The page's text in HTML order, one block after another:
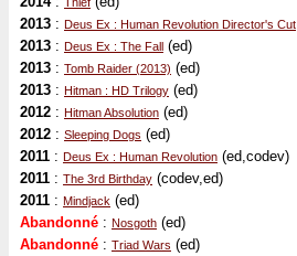
2013 : Deus Ex : Human Revolution Director's Cut
2013 : Deus Ex : The Fall
(ed)
2013 : Tomb Raider (2013) (ed)
2013 : Hitman : HD Trilogy (ed)
2012 : Hitman Absolution (ed)
2012 : Sleeping Dogs (ed)
2011 : Deus Ex : Human Revolution (ed,codev)
2011 : The 3rd Birthday (codev,ed)
2011 : Mindjack (ed)
Abandonné : Nosgoth (ed)
Abandonné : Triad Wars (ed)